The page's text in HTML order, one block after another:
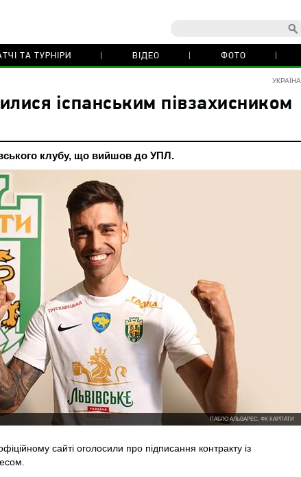
ТА ТУРНІРИ ВІДЕО ФОТО
УКРАЇНА
іспанським півзахисником
клубу, що вийшов до УПЛ.
ПАБЛО АЛЬВАРЕС, ФК КАРПАТИ
сайті оголосили про підписання контракту із